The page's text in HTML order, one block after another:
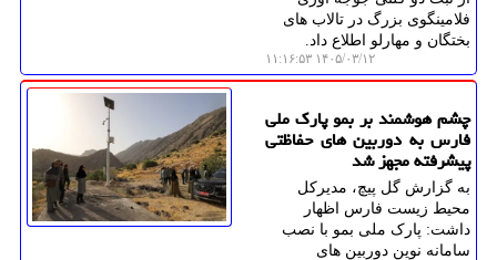
فلامینگوی بزرگ در تالاب های
بختگان و مهارلو اطلاع داد.
۱۴۰۵/۰۳/۱۲ ۱۱:۱۶:۵۳
چشم هوشمند بر بمو پارک ملی
فارس به دوربین های حفاظتی
پیشرفته مجهز شد
به گزارش گل پیچ، مدیرکل
محیط زیست فارس اظهار
داشت: پارک ملی بمو با نصب
سامانه نوین دوربین های